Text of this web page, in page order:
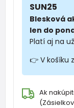
SUN25
Blesková
len do
Platí aj na
👉 V košíku
Ak